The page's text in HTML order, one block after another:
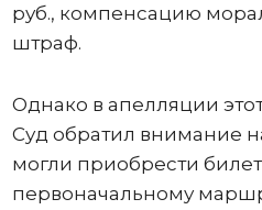
руб., компенсацию
штраф.
Однако в апелляции
Суд обратил внимание
могли приобрести
первоначальному